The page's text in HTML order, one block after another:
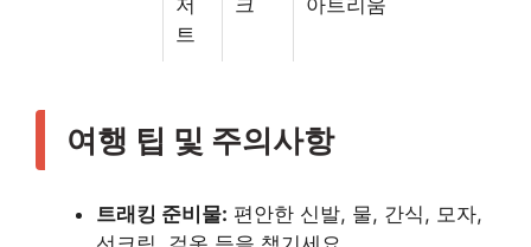
트
여행 팁 및 주의사항
트래킹 준비물: 편안한 신발, 물, 간식, 모자,